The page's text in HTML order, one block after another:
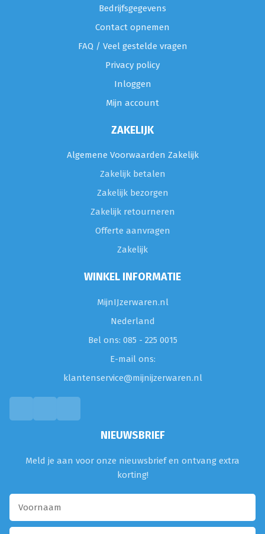
Bedrijfsgegevens
Contact opnemen
FAQ / Veel gestelde vragen
Privacy policy
Inloggen
Mijn account
ZAKELIJK
Algemene Voorwaarden Zakelijk
Zakelijk betalen
Zakelijk bezorgen
Zakelijk retourneren
Offerte aanvragen
Zakelijk
WINKEL INFORMATIE
MijnIJzerwaren.nl
Nederland
Bel ons: 085 - 225 0015
E-mail ons:
klantenservice@mijnijzerwaren.nl
NIEUWSBRIEF
Meld je aan voor onze nieuwsbrief en ontvang extra
korting!